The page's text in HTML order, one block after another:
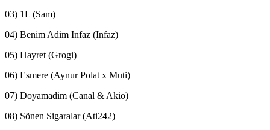
03) 1L (Sam)
04) Benim Adim Infaz (Infaz)
05) Hayret (Grogi)
06) Esmere (Aynur Polat x Muti)
07) Doyamadim (Canal & Akio)
08) Sönen Sigaralar (Ati242)